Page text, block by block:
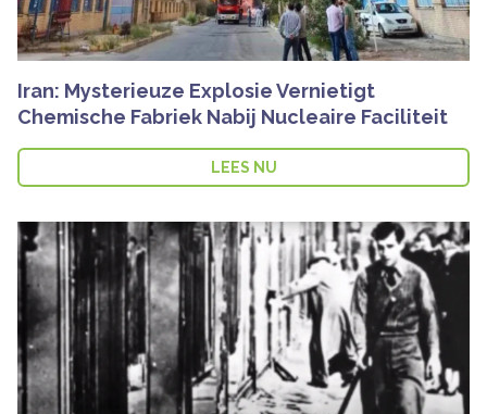
Iran: Mysterieuze Explosie Vernietigt
Chemische Fabriek Nabij Nucleaire Faciliteit
LEES NU